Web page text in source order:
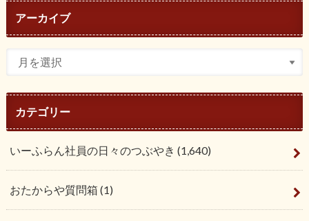
アーカイブ
カテゴリー
いーふらん社員の日々のつぶやき (1,640)
おたからや質問箱 (1)